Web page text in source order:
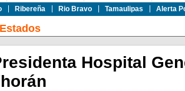
Ribereña Rio Bravo Tamaulipas Alerta
Estados
Hospital